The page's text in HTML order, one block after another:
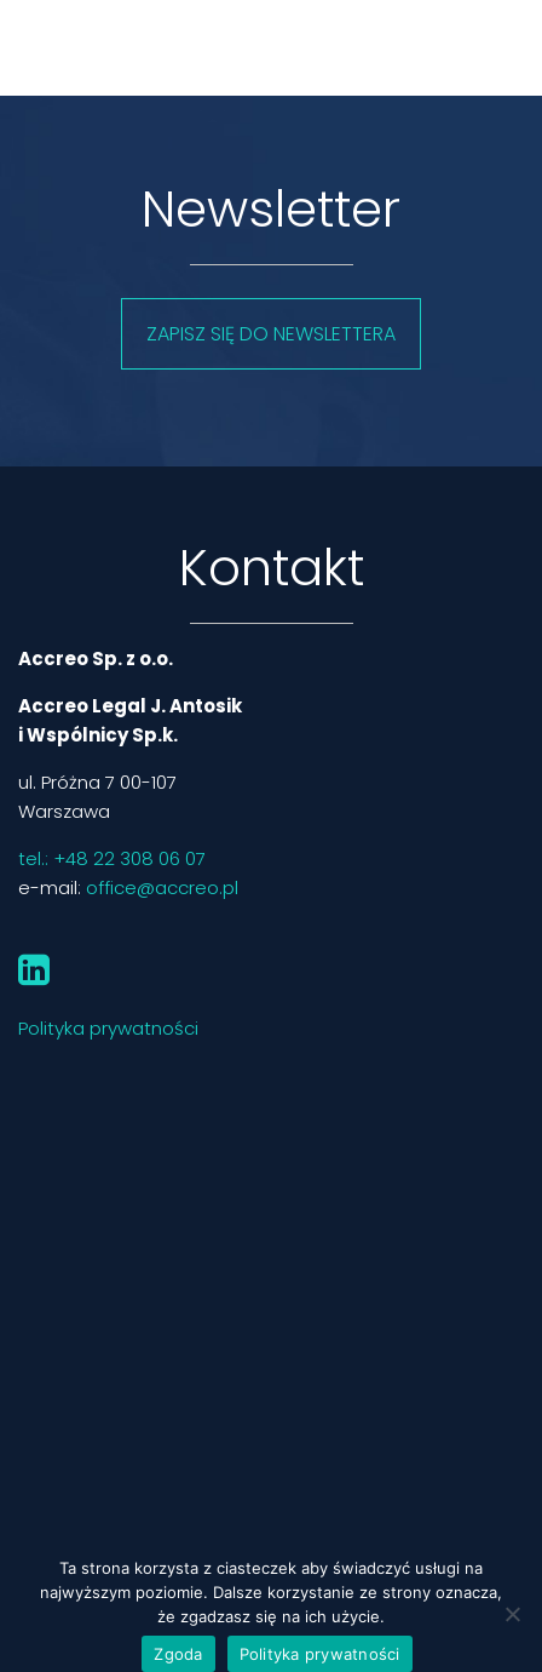
Newsletter
ZAPISZ SIĘ DO NEWSLETTERA
Kontakt
Accreo Sp. z o.o.
Accreo Legal J. Antosik
i Wspólnicy Sp.k.
ul. Próżna 7 00-107
Warszawa
tel.: +48 22 308 06 07
e-mail: office@accreo.pl
Polityka prywatności
Copyright by Accreo 2026 / Projekt i wykonanie:White Tiger
Ta strona korzysta z ciasteczek aby świadczyć usługi na
najwyższym poziomie. Dalsze korzystanie ze strony oznacza,
że zgadzasz się na ich użycie.
Zgoda
Polityka prywatności